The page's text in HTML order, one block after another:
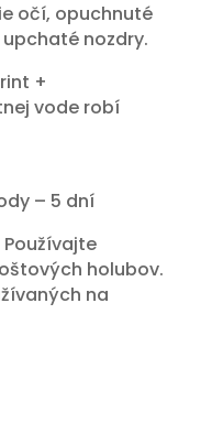
očí, opuchnuté
nozdry.
+
vode robí
– 5 dní
holubov.
na